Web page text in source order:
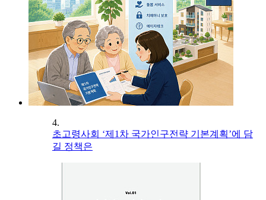
4.
초고령사회 ‘제1차 국가인구전략 기본계획’에 담
길 정책은